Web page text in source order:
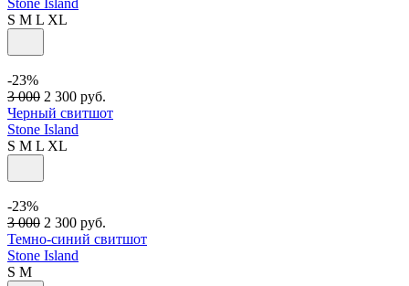
S M L XL
-23%
3 000 2 300 руб.
Черный свитшот
Stone Island
S M L XL
-23%
3 000 2 300 руб.
Темно-синий свитшот
Stone Island
S M